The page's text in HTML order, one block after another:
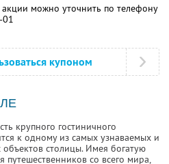
можно уточнить по телефону
01
купоном
крупного гостиничного
к одному из самых узнаваемых и
столицы. Имея богатую
со всего мира,